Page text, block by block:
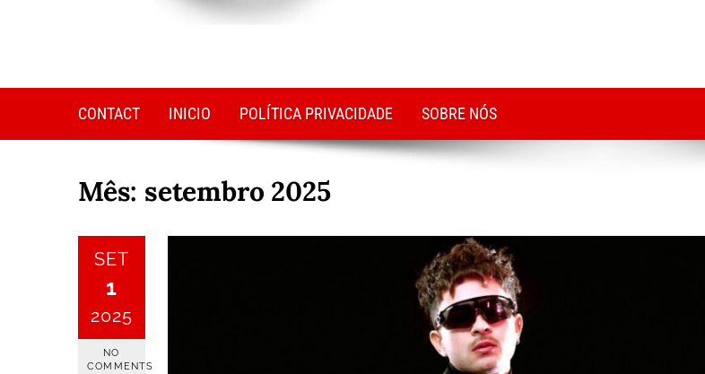
CONTACT INICIO POLÍTICA PRIVACIDADE SOBRE NÓS
Mês: setembro 2025
SET
1
2025
NO
COMMENTS